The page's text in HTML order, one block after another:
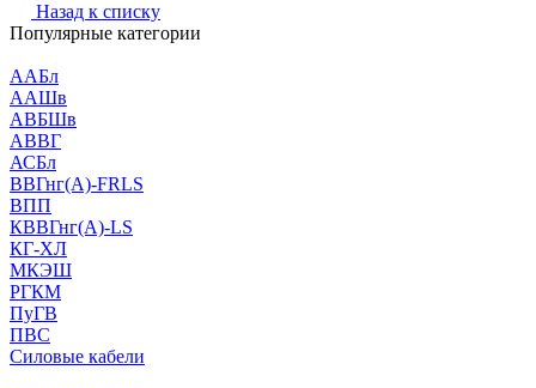
Назад к списку
Популярные категории
ААБл
ААШв
АВБШв
АВВГ
АСБл
ВВГнг(А)-FRLS
ВПП
КВВГнг(А)-LS
КГ-ХЛ
МКЭШ
РГКМ
ПуГВ
ПВС
Силовые кабели